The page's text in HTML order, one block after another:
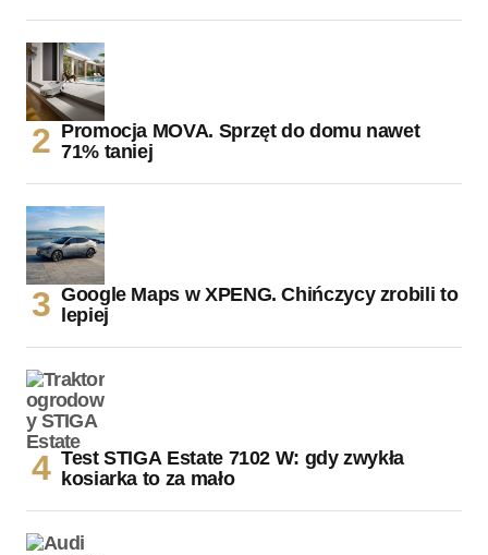
Promocja MOVA. Sprzęt do domu nawet
71% taniej
Google Maps w XPENG. Chińczycy zrobili to
lepiej
Test STIGA Estate 7102 W: gdy zwykła
kosiarka to za mało